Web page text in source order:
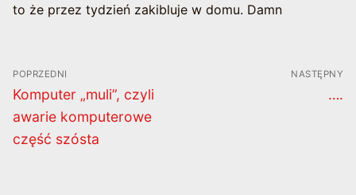
to że przez tydzień zakibluje w domu. Damn
Nawigacja
wpisu
POPRZEDNI
Poprzedni
wpis:
Komputer „muli”, czyli
awarie komputerowe
część szósta
NASTĘPNY
….